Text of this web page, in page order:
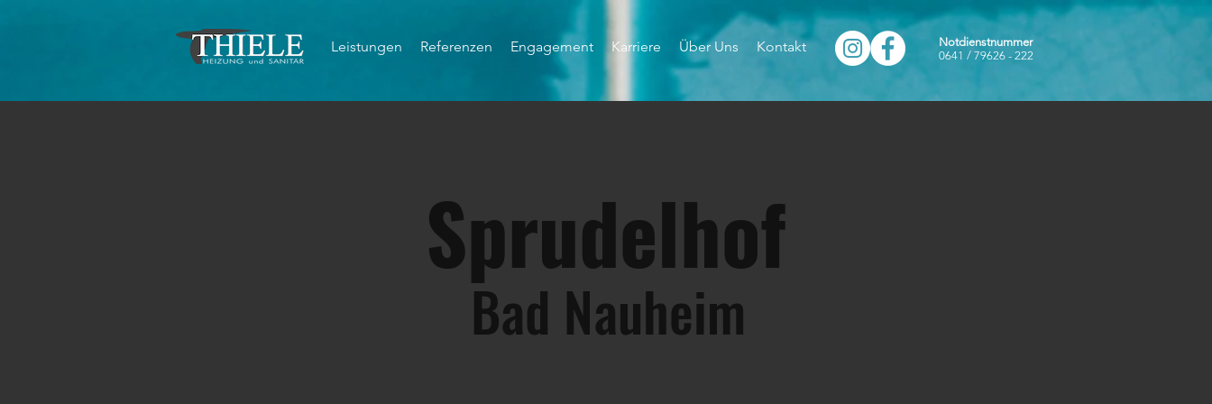
Leistungen Referenzen Engagement Karriere Über Uns Kontakt
Notdienstnummer
0641 / 79626 - 222
Sprudelhof
Bad Nauheim